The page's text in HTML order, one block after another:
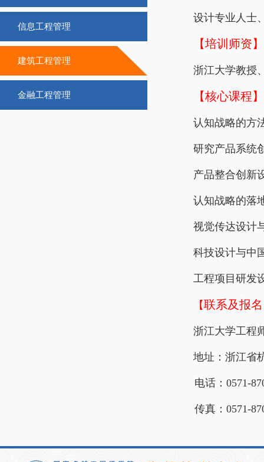
信息工程管理
建筑工程管理
金融工程管理
设计专业人士
【培训师资】
浙江大学教授
【核心课程】
认知战略的方
研究产品系统
产品整合创新
认知战略的落
视觉传达设计
科技设计与中
工程项目研发
【联系及报名
浙江大学工程
地址：浙江省
电话：0571-
传真：0571-